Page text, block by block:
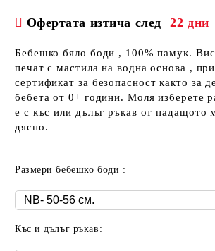
Офертата изтича след 22 дни
Бебешко бяло боди , 100% памук.
печат с мастила на водна основа ,
сертификат за безопасност както за
бебета от 0+ години. Моля изберете
е с къс или дълъг ръкав от падащото
дясно.
Размери бебешко боди :
Къс и дълъг ръкав: